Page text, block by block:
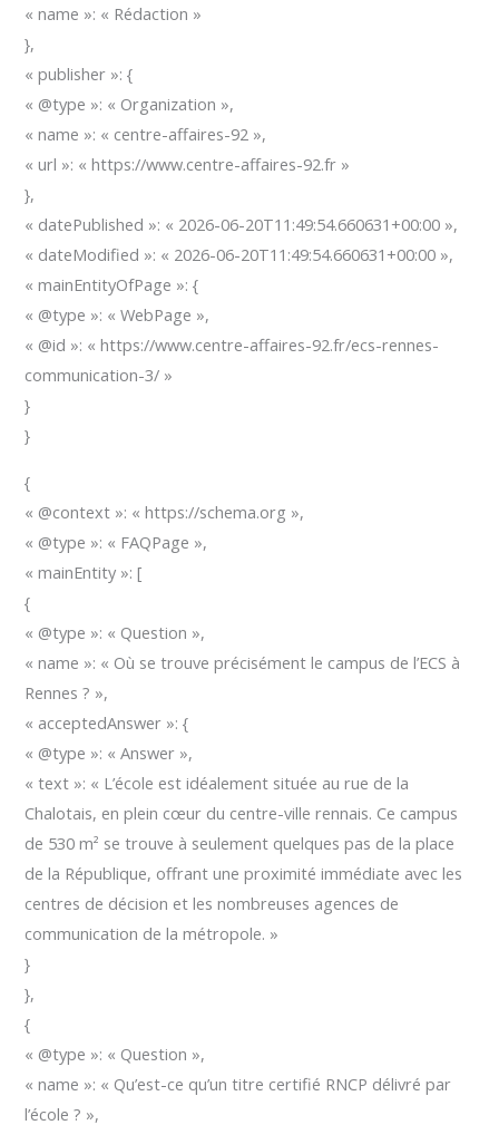
« name »: « Rédaction »
},
« publisher »: {
« @type »: « Organization »,
« name »: « centre-affaires-92 »,
« url »: « https://www.centre-affaires-92.fr »
},
« datePublished »: « 2026-06-20T11:49:54.660631+00:00 »,
« dateModified »: « 2026-06-20T11:49:54.660631+00:00 »,
« mainEntityOfPage »: {
« @type »: « WebPage »,
« @id »: « https://www.centre-affaires-92.fr/ecs-rennes-
communication-3/ »
}
}
{
« @context »: « https://schema.org »,
« @type »: « FAQPage »,
« mainEntity »: [
{
« @type »: « Question »,
« name »: « Où se trouve précisément le campus de l’ECS à
Rennes ? »,
« acceptedAnswer »: {
« @type »: « Answer »,
« text »: « L’école est idéalement située au rue de la
Chalotais, en plein cœur du centre-ville rennais. Ce campus
de 530 m² se trouve à seulement quelques pas de la place
de la République, offrant une proximité immédiate avec les
centres de décision et les nombreuses agences de
communication de la métropole. »
}
},
{
« @type »: « Question »,
« name »: « Qu’est-ce qu’un titre certifié RNCP délivré par
l’école ? »,